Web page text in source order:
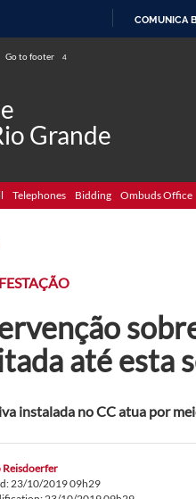
COMUNICA
Go to footer 4
Grande
Telephones Bidding Ombuds Office
até esta
instalada no CC atua por
Reisdoerfer
23/10/2019 09h29